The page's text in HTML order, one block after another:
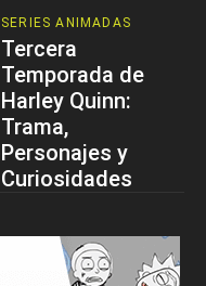
SERIES ANIMADAS
Tercera
Temporada de
Harley Quinn:
Trama,
Personajes y
Curiosidades